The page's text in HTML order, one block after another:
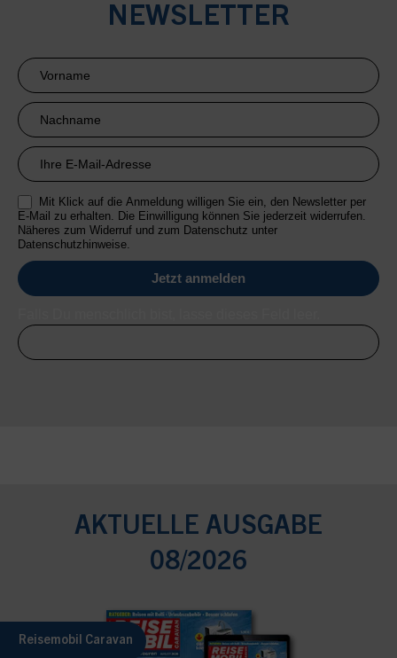
NEWSLETTER
Newsletter
Anmeldung
RMI
Mit Klick auf die Anmeldung willigen Sie ein, den Newsletter per
E-Mail zu erhalten. Die Einwilligung können Sie jederzeit widerrufen.
Näheres zum Widerruf und zum Datenschutz unter
Datenschutzhinweise.
AKTUELLE AUSGABE
08/2026
Reisemobil Caravan